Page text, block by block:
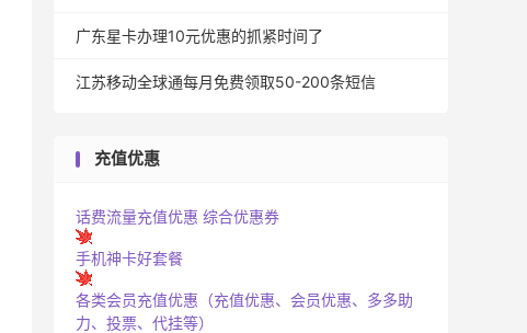
广东星卡办理10元优惠的抓紧时间了
江苏移动全球通每月免费领取50-200条短信
充值优惠
话费流量充值优惠 综合优惠券
手机神卡好套餐
各类会员充值优惠（充值优惠、会员优惠、多多助
力、投票、代挂等）